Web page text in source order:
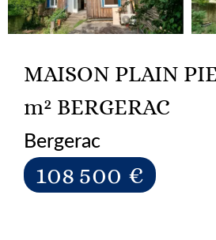
MAISON PLAIN
m² BERGERAC
Bergerac
108 500 €